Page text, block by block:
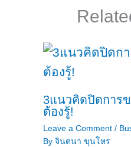
3แนวคิดปิดการ
ต้องรู้!
Leave a Comment /
By จินตนา ขุนโหร